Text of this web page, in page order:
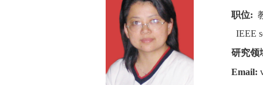
职位:
IEEE
研究领
Email: